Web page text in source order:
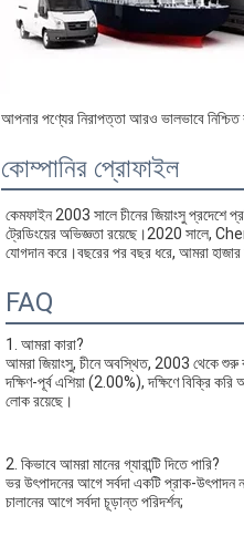
আপনার পণ্যের নিরাপত্তা আরও ভালভাবে নিশ্চিত
কোম্পানির প্রোফাইল
কেমফাইন 2003 সালে চীনের জিয়াংসু প্রদেশে
ট্রেডিংয়ের অভিজ্ঞতা রয়েছে।2020
যোগদান করে।বছরের পর বছর ধরে, আমরা হাজার
FAQ
1. আমরা কারা?
আমরা জিয়াংসু, চীনে অবস্থিত, 2003 থেকে
দক্ষিণ-পূর্ব এশিয়া (2.00%), দক্ষিণে বিক্রি
লোক রয়েছে।
2. কিভাবে আমরা মানের গ্যারান্টি দিতে পারি?
ভর উৎপাদনের আগে সর্বদা একটি প্রাক-উৎপাদন
চালানের আগে সর্বদা চূড়ান্ত পরিদর্শন;